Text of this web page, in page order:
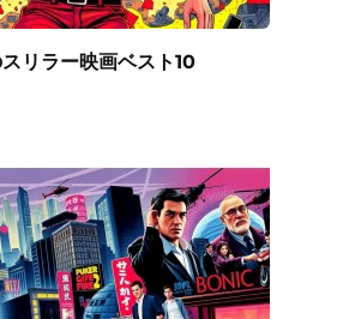
リラー映画ベスト10